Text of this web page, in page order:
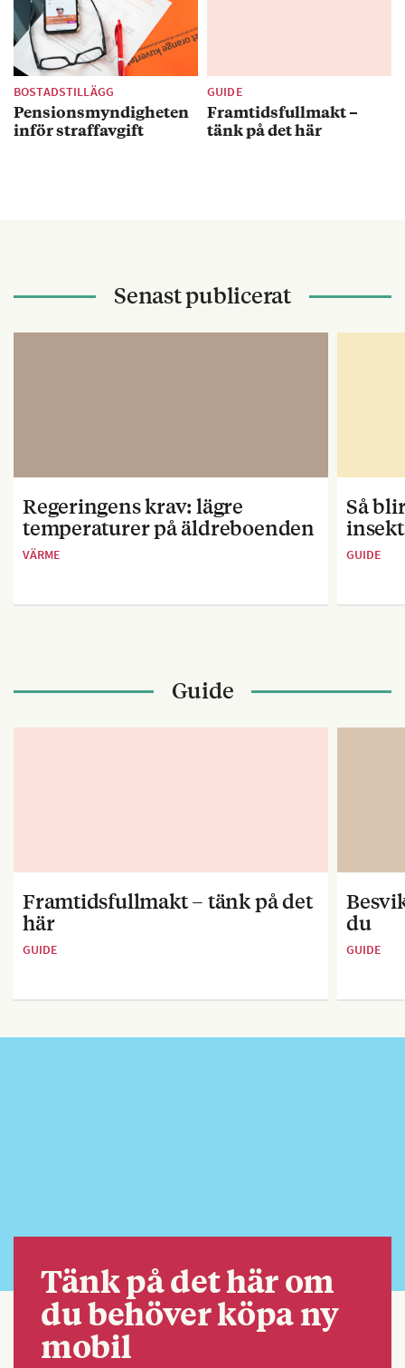
BOSTADSTILLÄGG
Pensionsmyndigheten
inför straffavgift
GUIDE
Framtidsfullmakt –
tänk på det här
Senast publicerat
Regeringens krav: lägre
temperaturer på äldreboenden
VÄRME
Så
GUIDE
Guide
Framtidsfullmakt – tänk på det
här
GUIDE
du
GUIDE
Tänk på det här om
du behöver köpa ny
mobil